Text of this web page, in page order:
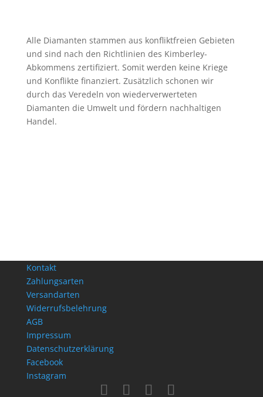
Alle Diamanten stammen aus konfliktfreien Gebieten
und sind nach den Richtlinien des Kimberley-
Abkommens zertifiziert. Somit werden keine Kriege
und Konflikte finanziert. Zusätzlich schonen wir
durch das Veredeln von wiederverwerteten
Diamanten die Umwelt und fördern nachhaltigen
Handel.
Kontakt
Zahlungsarten
Versandarten
Widerrufsbelehrung
AGB
Impressum
Datenschutzerklärung
Facebook
Instagram